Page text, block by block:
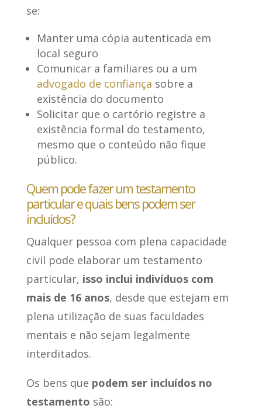
se:
Manter uma cópia autenticada em
local seguro
Comunicar a familiares ou a um
advogado de confiança sobre a
existência do documento
Solicitar que o cartório registre a
existência formal do testamento,
mesmo que o conteúdo não fique
público.
Quem pode fazer um testamento
particular e quais bens podem ser
incluídos?
Qualquer pessoa com plena capacidade
civil pode elaborar um testamento
particular, isso inclui indivíduos com
mais de 16 anos, desde que estejam em
plena utilização de suas faculdades
mentais e não sejam legalmente
interditados.
Os bens que podem ser incluídos no
testamento são: